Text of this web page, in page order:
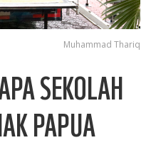
Muhammad Thariq
SEKOLAH
PAPUA